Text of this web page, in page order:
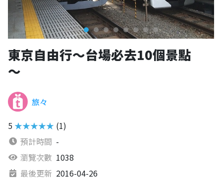
東京自由行～台場必去10個景點
～
旅々
5 ★★★★★ (1)
預計時間 -
瀏覽次數 1038
最後更新 2016-04-26